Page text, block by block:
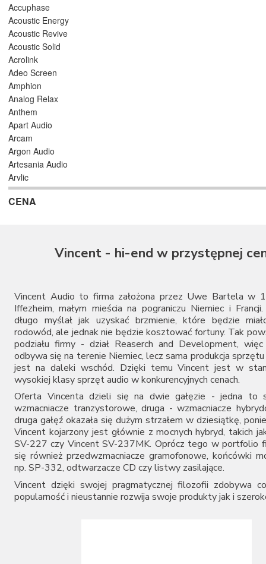
Accuphase
Acoustic Energy
Acoustic Revive
Acoustic Solid
Acrolink
Adeo Screen
Amphion
Analog Relax
Anthem
Apart Audio
Arcam
Argon Audio
Artesania Audio
Arylic
Astell/Kern
Atlas
Audiosymptom
Audiovector
AUNE
Aura
Auralic
Aurender
Avantgarde Acoustic
AVM
Ayon Audio
Bandridge
Bang & Olufsen
BenQ
Beyerdynamic
Blok
B-Tech
Buchardt Audio
CENA
Vincent - hi-end w przystępnej
Vincent Audio to firma założona przez Uwe Bartela w
Iffezheim, małym mieścia na pograniczu Niemiec i
długo myślał jak uzyskać brzmienie, które będzie
rodowód, ale jednak nie będzie kosztować fortuny. Tak
podziału firmy - dział Reaserch and Development,
odbywa się na terenie Niemiec, lecz sama produkcja
jest na daleki wschód. Dzięki temu Vincent jest w
wysokiej klasy sprzęt audio w konkurencyjnych cenach.
Oferta Vincenta dzieli się na dwie gałęzie - jedna to
wzmacniacze tranzystorowe, druga - wzmacniacze
druga gałęź okazała się dużym strzałem w dziesiątkę,
Vincent kojarzony jest głównie z mocnych hybryd, takich
SV-227 czy Vincent SV-237MK. Oprócz tego w portfolio
się również przedwzmacniacze gramofonowe, końcówki
np. SP-332, odtwarzacze CD czy listwy zasilające.
Vincent dzięki swojej pragmatycznej filozofii zdobywa
popularność i nieustannie rozwija swoje produkty jak i